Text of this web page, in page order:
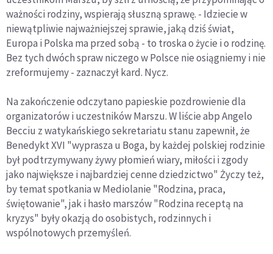
ważności rodziny, wspierają słuszną sprawę. - Idziecie w
niewątpliwie najważniejszej sprawie, jaką dziś świat,
Europa i Polska ma przed sobą - to troska o życie i o rodzinę.
Bez tych dwóch spraw niczego w Polsce nie osiągniemy i nie
zreformujemy - zaznaczył kard. Nycz.
Na zakończenie odczytano papieskie pozdrowienie dla
organizatorów i uczestników Marszu. W liście abp Angelo
Becciu z watykańskiego sekretariatu stanu zapewnił, że
Benedykt XVI "wyprasza u Boga, by każdej polskiej rodzinie
był podtrzymywany żywy płomień wiary, miłości i zgody
jako największe i najbardziej cenne dziedzictwo" Życzy też,
by temat spotkania w Mediolanie "Rodzina, praca,
świętowanie", jak i hasło marszów "Rodzina receptą na
kryzys" były okazją do osobistych, rodzinnych i
wspólnotowych przemyśleń.